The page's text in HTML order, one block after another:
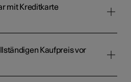
mit Kreditkarte
Kaufpreis vor